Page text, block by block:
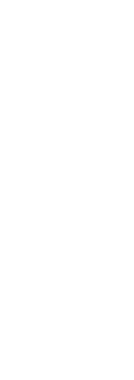
Celje –